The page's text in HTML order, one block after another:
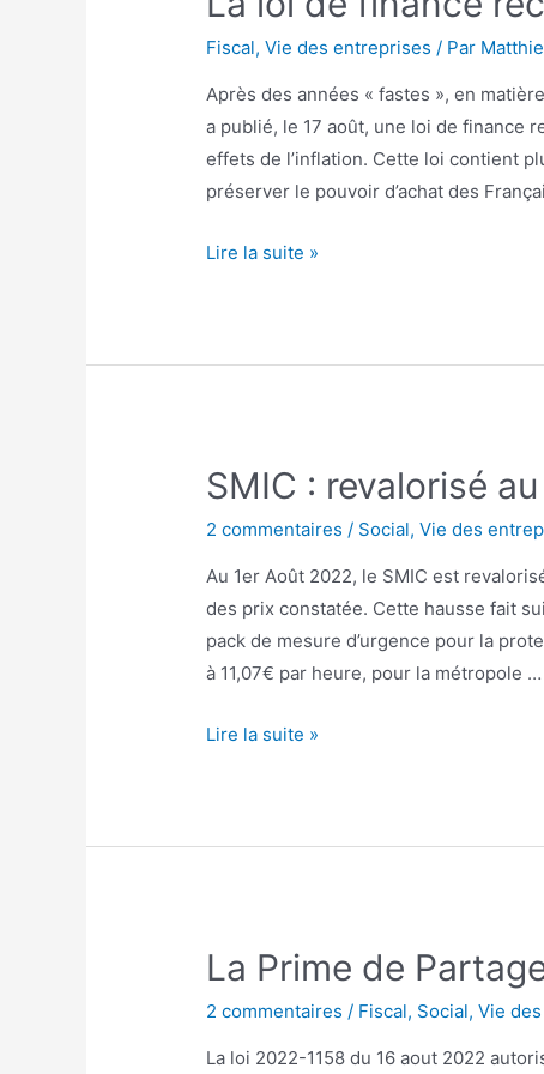
Fiscal,Vie des entreprises / Par
Après des années « fastes », en
a publié, le 17 août, une loi de finance
effets de l’inflation. Cette loi contient
préserver le pouvoir d’achat des
La
Lire la suite »
SMIC : revalorisé
2 commentaires / Social,Vie des
Au 1er Août 2022, le SMIC est
des prix constatée. Cette hausse fait
pack de mesure d’urgence pour la
à 11,07€ par heure, pour la métropole …
SMIC
Lire la suite »
La Prime de
2 commentaires / Fiscal, Social,Vie
La loi 2022-1158 du 16 aout 2022